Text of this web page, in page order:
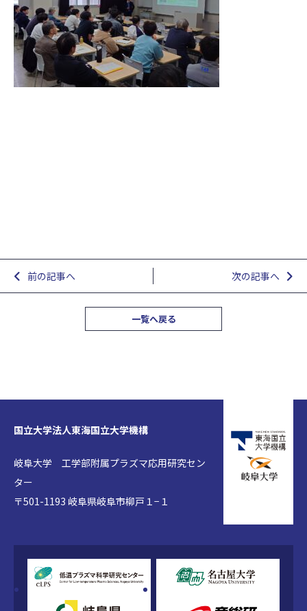
前の記事へ 次の記事へ
一覧へ戻る
国立大学法人東海国立大学機構
岐阜大学 工学部附属プラズマ応用研究セン
ター
〒501-1193 岐阜県岐阜市柳戸１−１